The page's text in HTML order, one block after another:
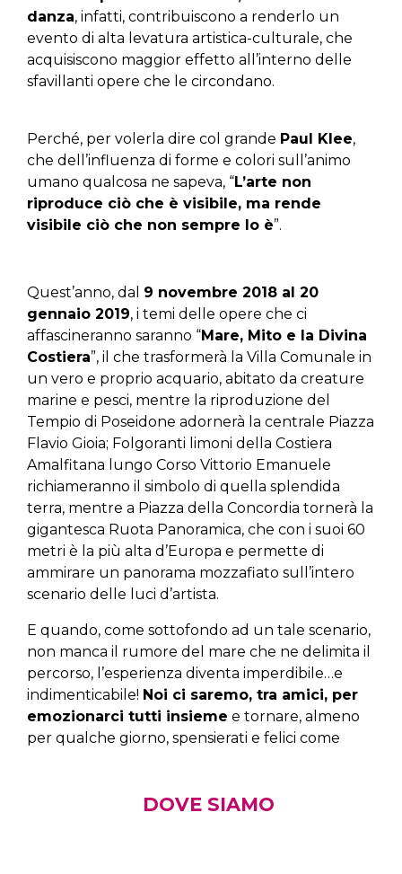
danza, infatti, contribuiscono a renderlo un
evento di alta levatura artistica-culturale, che
acquisiscono maggior effetto all’interno delle
sfavillanti opere che le circondano.
Perché, per volerla dire col grande Paul Klee,
che dell’influenza di forme e colori sull’animo
umano qualcosa ne sapeva, “L’arte non
riproduce ciò che è visibile, ma rende
visibile ciò che non sempre lo è”.
Quest’anno, dal 9 novembre 2018 al 20
gennaio 2019, i temi delle opere che ci
affascineranno saranno “Mare, Mito e la Divina
Costiera”, il che trasformerà la Villa Comunale in
un vero e proprio acquario, abitato da creature
marine e pesci, mentre la riproduzione del
Tempio di Poseidone adornerà la centrale Piazza
Flavio Gioia; Folgoranti limoni della Costiera
Amalfitana lungo Corso Vittorio Emanuele
richiameranno il simbolo di quella splendida
terra, mentre a Piazza della Concordia tornerà la
gigantesca Ruota Panoramica, che con i suoi 60
metri è la più alta d’Europa e permette di
ammirare un panorama mozzafiato sull’intero
scenario delle luci d’artista.
E quando, come sottofondo ad un tale scenario,
non manca il rumore del mare che ne delimita il
percorso, l’esperienza diventa imperdibile…e
indimenticabile! Noi ci saremo, tra amici, per
emozionarci tutti insieme e tornare, almeno
per qualche giorno, spensierati e felici come
DOVE SIAMO